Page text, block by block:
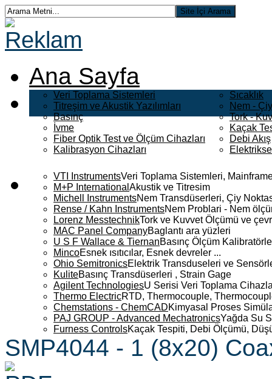
Ana Sayfa
Veri Toplama Sistemleri
Titreşim ve Akustik Yazılımları
Basınç
İvme
Fiber Optik Test ve Ölçüm Cihazları
Kalibrasyon Cihazları
Sıcaklık
Nem -
Tork -
Kaçak
Debi Akış
VTI InstrumentsVeri Toplama Sistemleri,
M+P International Akustik ve Titresim
Michell InstrumentsNem Transdüserleri, Çiy
Rense / Kahn InstrumentsNem Problari - Nem
Lorenz MesstechnikTork ve Kuvvet Ölçümü ve
MAC Panel CompanyBaglantı ara yüzleri
U S F Wallace & TiernanBasınç Ölçüm
MincoEsnek ısıtıcılar, Esnek devreler ...
Ohio SemitronicsElektrik Transduseleri ve
KuliteBasınç Transdüserleri , Strain Gage
Agilent TechnologiesU Serisi Veri Toplama
Thermo ElectricRTD, Thermocouple,
Chemstations - ChemCADKimyasal Proses
PAJ GROUP - Advanced MechatronicsYağda Su
Furness ControlsKaçak Tespiti, Debi Ölçümü,
SMP4044 - 1 (8x20)